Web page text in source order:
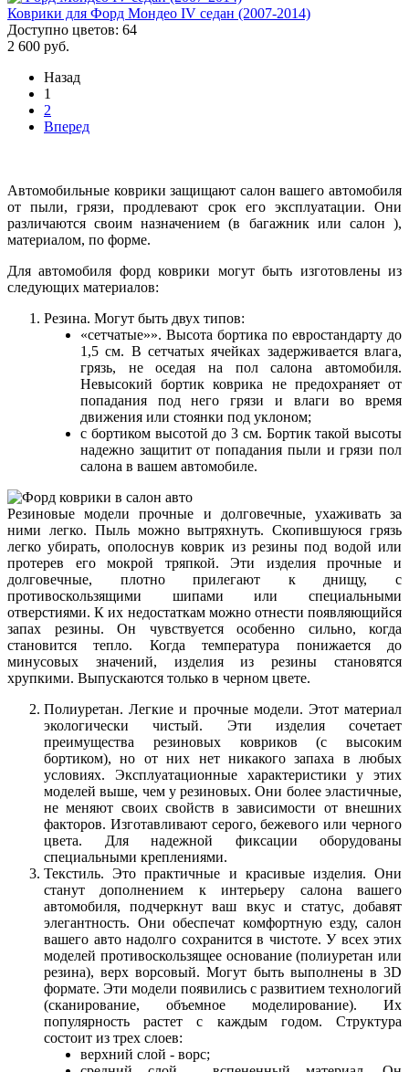
Коврики для Форд Мондео IV седан (2007-2014)
Доступно цветов: 64
2 600 руб.
Назад
1
2
Вперед
Автомобильные коврики защищают салон вашего автомобиля
от пыли, грязи, продлевают срок его эксплуатации. Они
различаются своим назначением (в багажник или салон ),
материалом, по форме.
Для автомобиля форд коврики могут быть изготовлены из
следующих материалов:
Резина. Могут быть двух типов:
«сетчатые»». Высота бортика по евростандарту до
1,5 см. В сетчатых ячейках задерживается влага,
грязь, не оседая на пол салона автомобиля.
Невысокий бортик коврика не предохраняет от
попадания под него грязи и влаги во время
движения или стоянки под уклоном;
с бортиком высотой до 3 см. Бортик такой высоты
надежно защитит от попадания пыли и грязи пол
салона в вашем автомобиле.
Резиновые модели прочные и долговечные, ухаживать за
ними легко. Пыль можно вытряхнуть. Скопившуюся грязь
легко убирать, ополоснув коврик из резины под водой или
протерев его мокрой тряпкой. Эти изделия прочные и
долговечные, плотно прилегают к днищу, с
противоскользящими шипами или специальными
отверстиями. К их недостаткам можно отнести появляющийся
запах резины. Он чувствуется особенно сильно, когда
становится тепло. Когда температура понижается до
минусовых значений, изделия из резины становятся
хрупкими. Выпускаются только в черном цвете.
Полиуретан. Легкие и прочные модели. Этот материал
экологически чистый. Эти изделия сочетает
преимущества резиновых ковриков (с высоким
бортиком), но от них нет никакого запаха в любых
условиях. Эксплуатационные характеристики у этих
моделей выше, чем у резиновых. Они более эластичные,
не меняют своих свойств в зависимости от внешних
факторов. Изготавливают серого, бежевого или черного
цвета. Для надежной фиксации оборудованы
специальными креплениями.
Текстиль. Это практичные и красивые изделия. Они
станут дополнением к интерьеру салона вашего
автомобиля, подчеркнут ваш вкус и статус, добавят
элегантность. Они обеспечат комфортную езду, салон
вашего авто надолго сохранится в чистоте. У всех этих
моделей противоскользящее основание (полиуретан или
резина), верх ворсовый. Могут быть выполнены в 3D
формате. Эти модели появились с развитием технологий
(сканирование, объемное моделирование). Их
популярность растет с каждым годом. Структура
состоит из трех слоев:
верхний слой - ворс;